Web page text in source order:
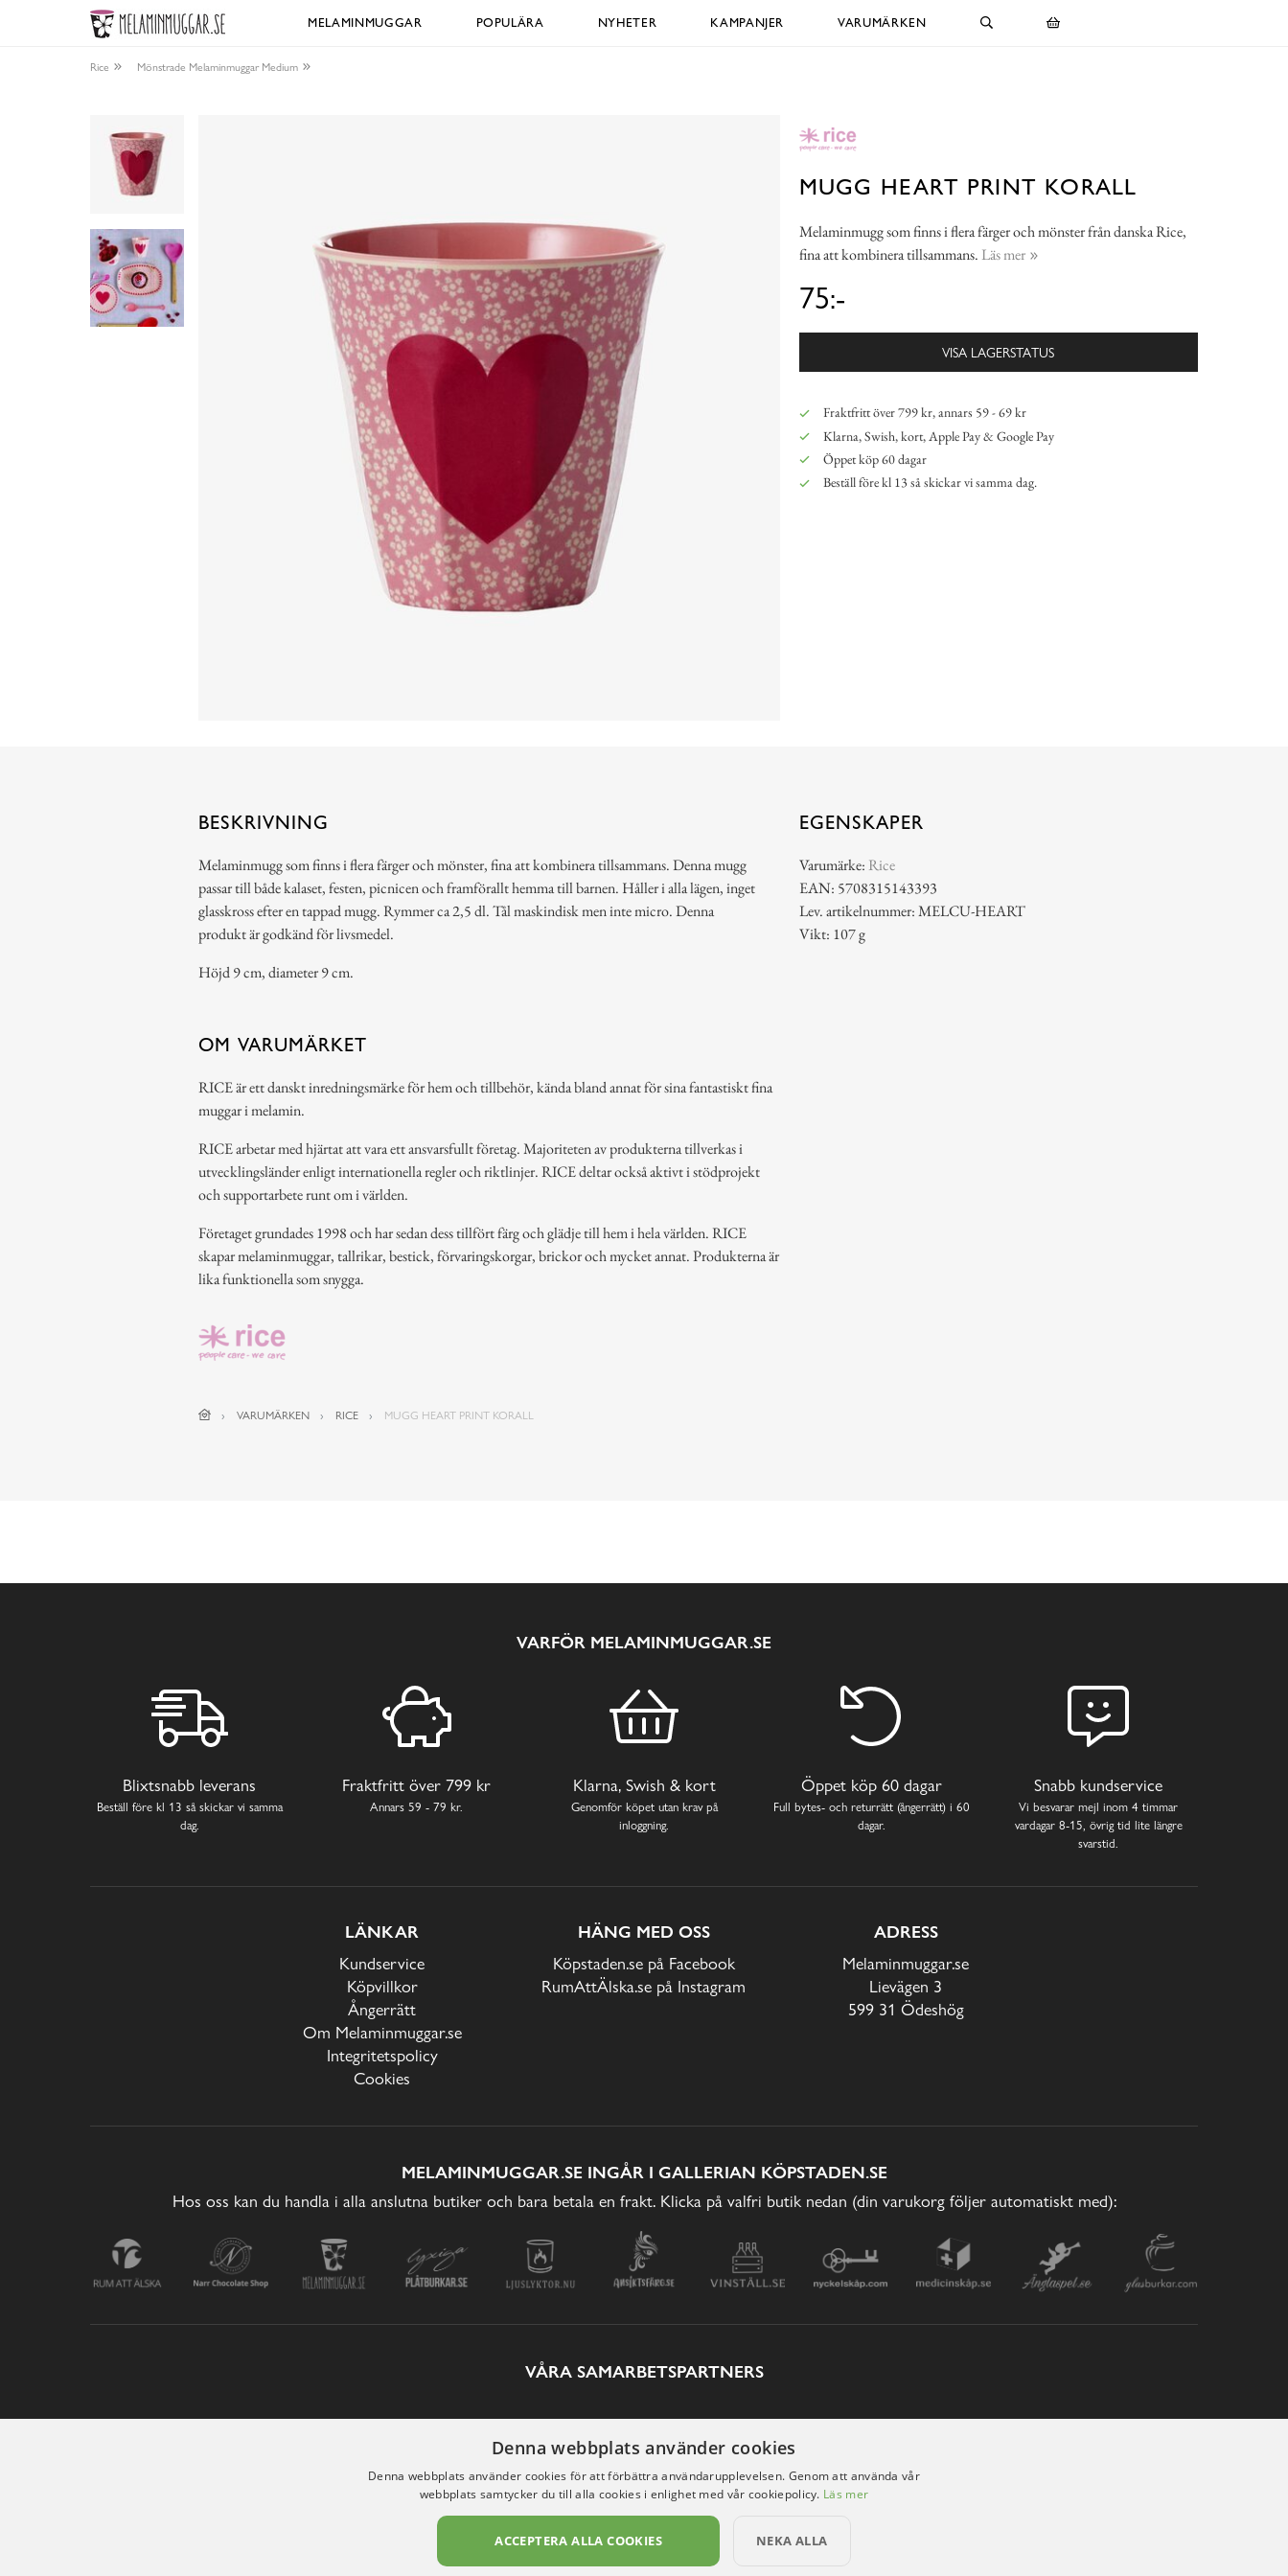
MELAMINMUGGAR POPULÄRA NYHETER KAMPANJER VARUMÄRKEN
Rice Mönstrade Melaminmuggar Medium
MUGG HEART PRINT KORALL
Melaminmugg som finns i flera färger och mönster från danska Rice,
fina att kombinera tillsammans. Läs mer
75:-
VISA LAGERSTATUS
Fraktfritt över 799 kr, annars 59 - 69 kr
Klarna, Swish, kort, Apple Pay & Google Pay
Öppet köp 60 dagar
Beställ före kl 13 så skickar vi samma dag.
BESKRIVNING
Melaminmugg som finns i flera färger och mönster, fina att kombinera tillsammans. Denna mugg
passar till både kalaset, festen, picnicen och framförallt hemma till barnen. Håller i alla lägen, inget
glasskross efter en tappad mugg. Rymmer ca 2,5 dl. Tål maskindisk men inte micro. Denna
produkt är godkänd för livsmedel.
Höjd 9 cm, diameter 9 cm.
EGENSKAPER
Varumärke: Rice
EAN: 5708315143393
Lev. artikelnummer: MELCU-HEART
Vikt: 107 g
OM VARUMÄRKET
RICE är ett danskt inredningsmärke för hem och tillbehör, kända bland annat för sina fantastiskt fina
muggar i melamin.
RICE arbetar med hjärtat att vara ett ansvarsfullt företag. Majoriteten av produkterna tillverkas i
utvecklingsländer enligt internationella regler och riktlinjer. RICE deltar också aktivt i stödprojekt
och supportarbete runt om i världen.
Företaget grundades 1998 och har sedan dess tillfört färg och glädje till hem i hela världen. RICE
skapar melaminmuggar, tallrikar, bestick, förvaringskorgar, brickor och mycket annat. Produkterna är
lika funktionella som snygga.
VARUMÄRKEN RICE MUGG HEART PRINT KORALL
VARFÖR MELAMINMUGGAR.SE
Blixtsnabb leverans
Beställ före kl 13 så skickar vi samma
dag.
Fraktfritt över 799 kr
Annars 59 - 79 kr.
Klarna, Swish & kort
Genomför köpet utan krav på
inloggning.
Öppet köp 60 dagar
Full bytes- och returrätt (ångerrätt) i 60
dagar.
Snabb kundservice
Vi besvarar mejl inom 4 timmar
vardagar 8-15, övrig tid lite längre
svarstid.
LÄNKAR
Kundservice
Köpvillkor
Ångerrätt
Om Melaminmuggar.se
Integritetspolicy
Cookies
HÄNG MED OSS
Köpstaden.se på Facebook
RumAttÄlska.se på Instagram
ADRESS
Melaminmuggar.se
Lievägen 3
599 31 Ödeshög
MELAMINMUGGAR.SE INGÅR I GALLERIAN KÖPSTADEN.SE
Hos oss kan du handla i alla anslutna butiker och bara betala en frakt. Klicka på valfri butik nedan (din varukorg följer automatiskt med):
VÅRA SAMARBETSPARTNERS
Denna webbplats använder cookies
Denna webbplats använder cookies för att förbättra användarupplevelsen. Genom att använda vår
webbplats samtycker du till alla cookies i enlighet med vår cookiepolicy. Läs mer
ACCEPTERA ALLA COOKIES NEKA ALLA